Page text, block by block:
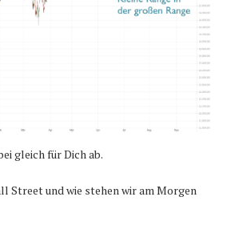
gleich für Dich ab.
Street und wie stehen wir am Morgen